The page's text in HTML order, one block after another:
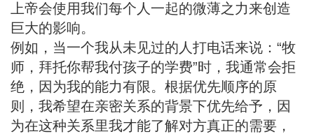
上帝会使用我们每个人一起的微薄之力来创造
巨大的影响。
例如，当一个我从未见过的人打电话来说：“牧
师，拜托你帮我付孩子的学费”时，我通常会拒
绝，因为我的能力有限。根据优先顺序的原
则，我希望在亲密关系的背景下优先给予，因
为在这种关系里我才能了解对方真正的需要，